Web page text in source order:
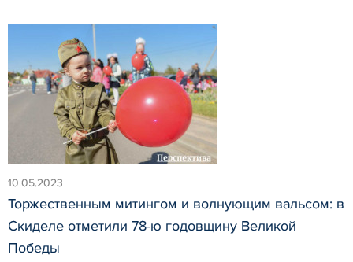
10.05.2023
Торжественным митингом и волнующим вальсом: в
Скиделе отметили 78-ю годовщину Великой
Победы